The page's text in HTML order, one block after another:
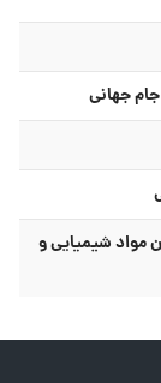
کنید؛ بدون مواد شیمیایی و